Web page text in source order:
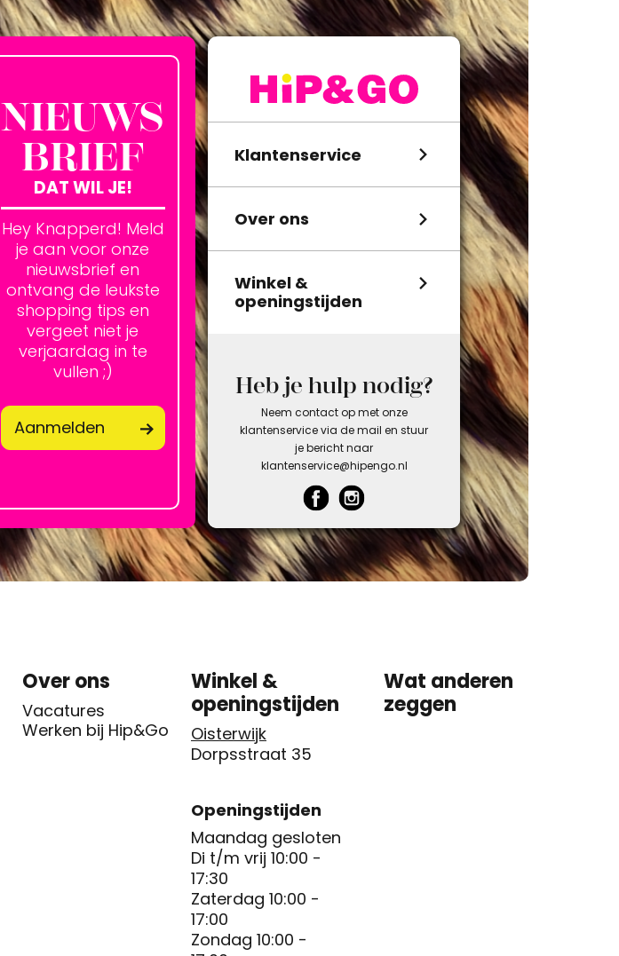
NIEUWS
BRIEF
DAT WIL JE!
Hey Knapperd! Meld
je aan voor onze
nieuwsbrief en
ontvang de leukste
shopping tips en
vergeet niet je
verjaardag in te
vullen ;)
Aanmelden
Klantenservice
Over ons
Winkel &
openingstijden
Heb je hulp nodig?
Neem contact op met onze
klantenservice via de mail en stuur
je bericht naar
klantenservice@hipengo.nl
Over ons
Vacatures
Werken bij Hip&Go
Winkel &
openingstijden
Oisterwijk
Dorpsstraat 35
Openingstijden
Maandag gesloten
Di t/m vrij 10:00 -
17:30
Zaterdag 10:00 -
17:00
Zondag 10:00 -
Wat anderen
zeggen